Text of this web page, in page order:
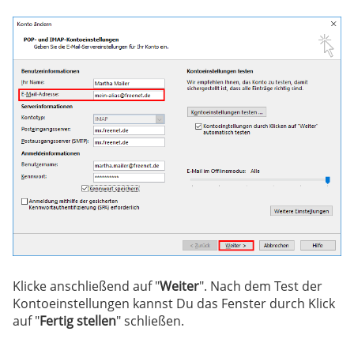
Klicke anschließend auf "Weiter". Nach dem Test der
Kontoeinstellungen kannst Du das Fenster durch Klick
auf "Fertig stellen" schließen.